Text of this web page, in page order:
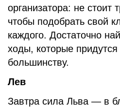
организатора: не стоит
чтобы подобрать свой
каждого. Достаточно
ходы, которые придутся
большинству.
Лев
Завтра сила Льва — в